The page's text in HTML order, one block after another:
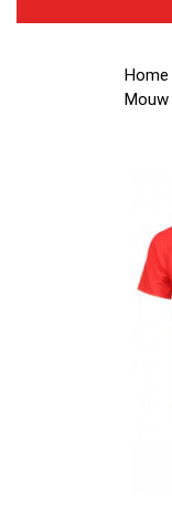
Home
Mouw